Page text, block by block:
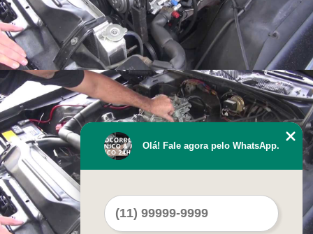
Olá! Fale agora pelo WhatsApp.